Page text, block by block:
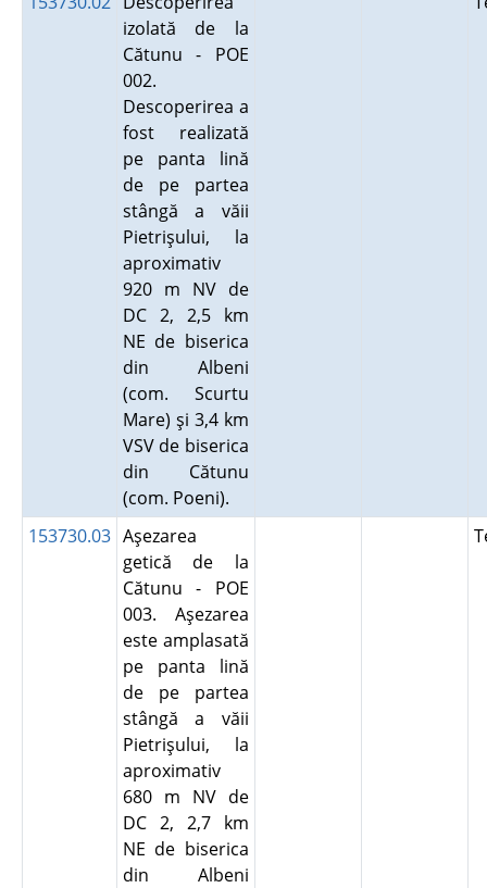
izolată de la
Cătunu - POE
002.
Descoperirea a
fost realizată
pe panta lină
de pe partea
stângă a văii
Pietrişului, la
aproximativ
920 m NV de
DC 2, 2,5 km
NE de biserica
din Albeni
(com. Scurtu
Mare) şi 3,4 km
VSV de biserica
din Cătunu
(com. Poeni).
153730.03 Aşezarea
getică de la
Cătunu - POE
003. Aşezarea
este amplasată
pe panta lină
de pe partea
stângă a văii
Pietrişului, la
aproximativ
680 m NV de
DC 2, 2,7 km
NE de biserica
din Albeni